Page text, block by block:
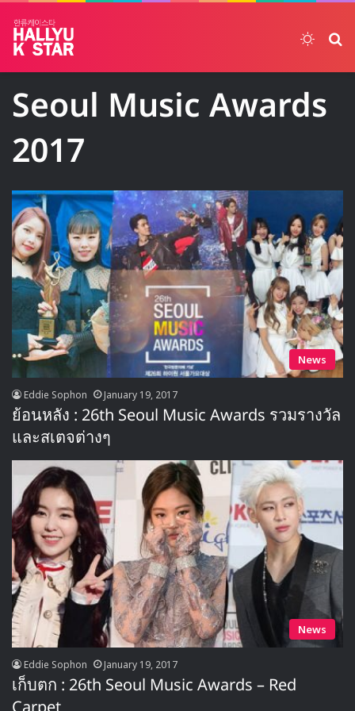
Seoul Music Awards
2017
News
Eddie Sophon January 19, 2017
ย้อนหลัง : 26th Seoul Music Awards รวมรางวัล
และสเตจต่างๆ
News
Eddie Sophon January 19, 2017
เก็บตก : 26th Seoul Music Awards – Red